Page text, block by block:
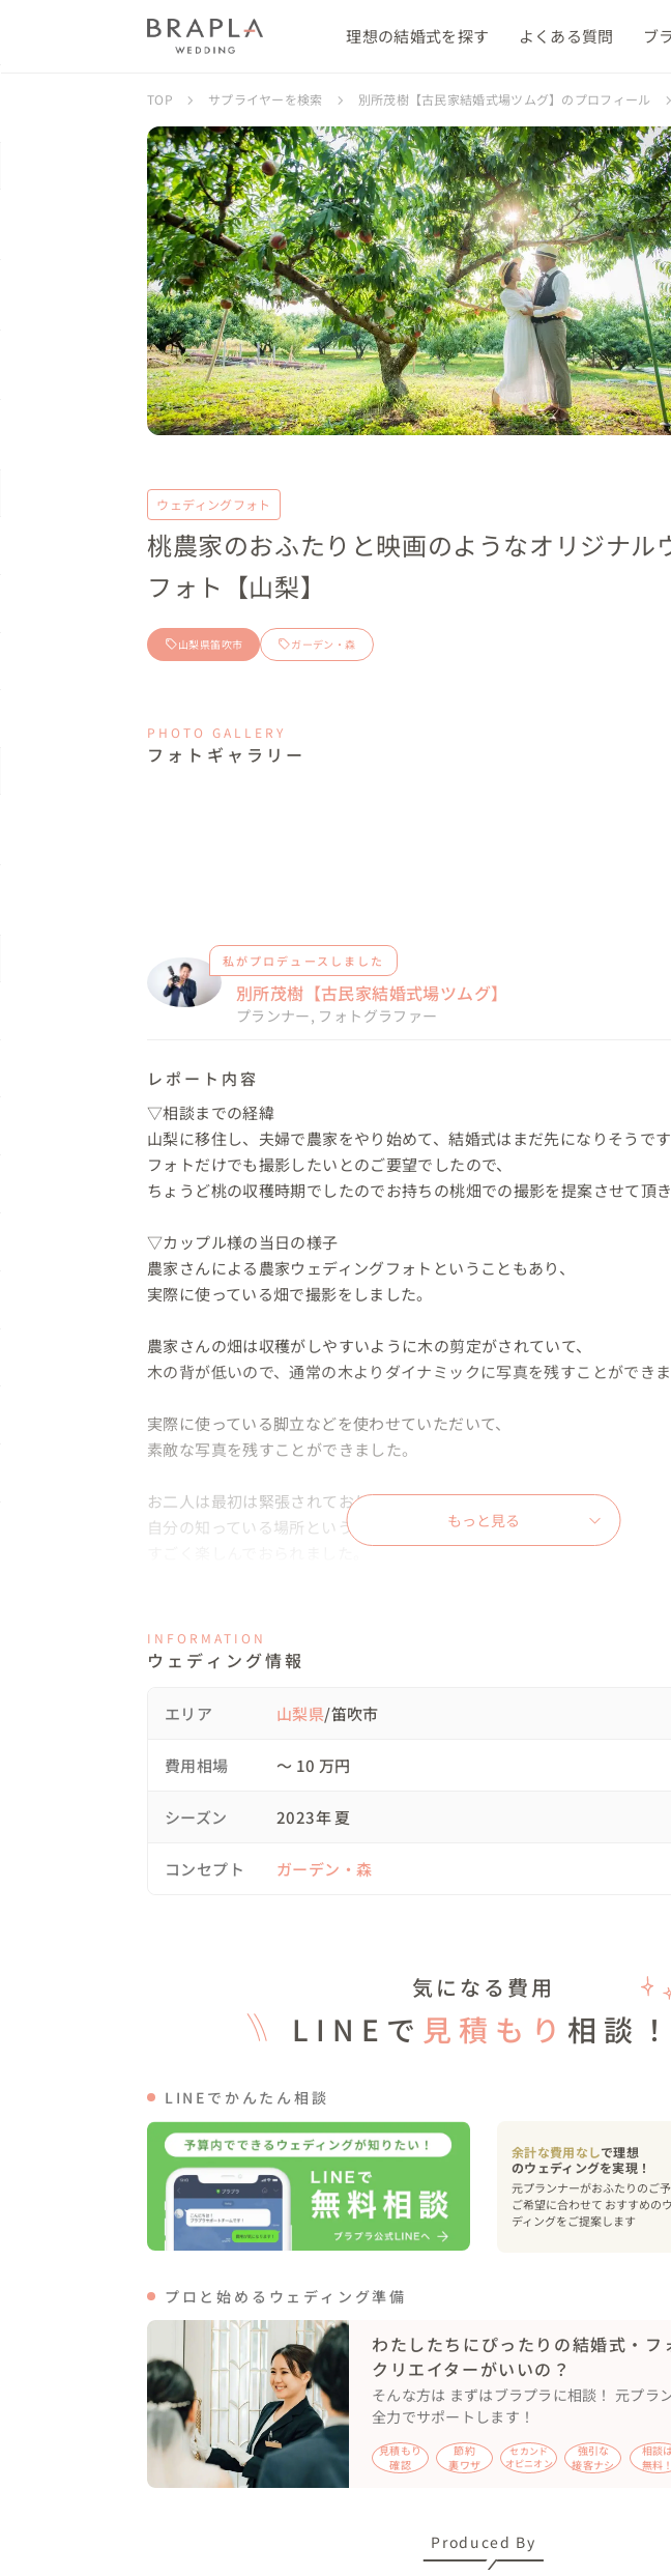
理想の結婚式を探す よくある質問 ブ
TOP サプライヤーを検索 別所茂樹【古民家結婚式場ツムグ】のプロフィール
ウェディングフォト
桃農家のおふたりと映画のようなオリジナル
フォト【山梨】
山梨県笛吹市 ガーデン・森
PHOTO GALLERY
フォトギャラリー
私がプロデュースしました
別所茂樹【古民家結婚式場ツムグ】
プランナー, フォトグラファー
レポート内容
▽相談までの経緯
山梨に移住し、夫婦で農家をやり始めて、結婚式はまだ先になりそうです
フォトだけでも撮影したいとのご要望でしたので、
ちょうど桃の収穫時期でしたのでお持ちの桃畑での撮影を提案させて頂き
▽カップル様の当日の様子
農家さんによる農家ウェディングフォトということもあり、
実際に使っている畑で撮影をしました。
農家さんの畑は収穫がしやすいように木の剪定がされていて、
木の背が低いので、通常の木よりダイナミックに写真を残すことができま
実際に使っている脚立などを使わせていただいて、
素敵な写真を残すことができました。
お二人は最初は緊張されておりましたが、
自分の知っている場所ということもありすぐに緊張はなくなり、
すごく楽しんでおられました。
これはお二人が選んでくれたもので、新郎様は『ふざけるのが好き』で新
ィング』をやっていたので
このジャンプはチアリーディングで【Cジャンプ】と言われているジャン
衣装ですがご相談して頂いた際に、ドレスまでは着たくないとのご要望で
新郎様には【シャツ＆ベスト】＋【麦わら帽】の組み合わせを提案させて
崩していても、ブーケや清楚な組み合わせの衣装で撮影することでウェ
ー・ー・ー・ー・ー・ー・ー・ー・ー・ー・ー・ー・ー・ー
15:00 お支度💄
真を残しました♪
18:00 撮影終了
ー・ー・ー・ー・ー・ー・ー・ー・ー・ー・ー・ー・ー・ー
▽こんな人におすすめ
愛をカタチに残すお手伝いをさせてください。
着飾っている写真ではなく、ありのままの姿が残っていることだと思って
ありのままの表情を大切な人と大切な場所で残す。
それこそが【自分たちらしい】ということです。
お二人の空気感を大切に、会話で盛り上げながら撮影していきます
夢はカップル様のお子様の結婚式でも写真を撮ること！まるで親戚のおじ
もっと見る
INFORMATION
ウェディング情報
エリア 山梨県/笛吹市
費用相場 〜 10 万円
シーズン 2023年 夏
コンセプト ガーデン・森
気になる費用
LINEで 見積もり 相談！
LINEでかんたん相談
余計な費用なしで理想
元プランナーがおふたりのご予
ご希望に合わせて おすすめの
ディングをご提案します
プロと始めるウェディング準備
わたしたちにぴったりの結婚式・フ
クリエイターがいいの？
そんな方は まずはブラプラに相談！ 元プラ
全力でサポートします！
見積もり
確認
節約
裏ワザ
セカンド
オピニオン
強引な
接客ナシ
相談
無料！
Produced By